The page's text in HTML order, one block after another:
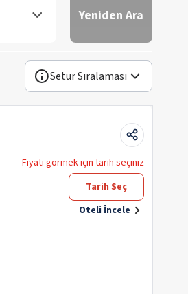
Yeniden Ara
Setur Sıralaması
Fiyatı görmek için tarih seçiniz
Tarih Seç
Oteli İncele